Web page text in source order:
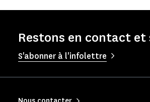
Restons en contact
S'abonner à l'infolettre